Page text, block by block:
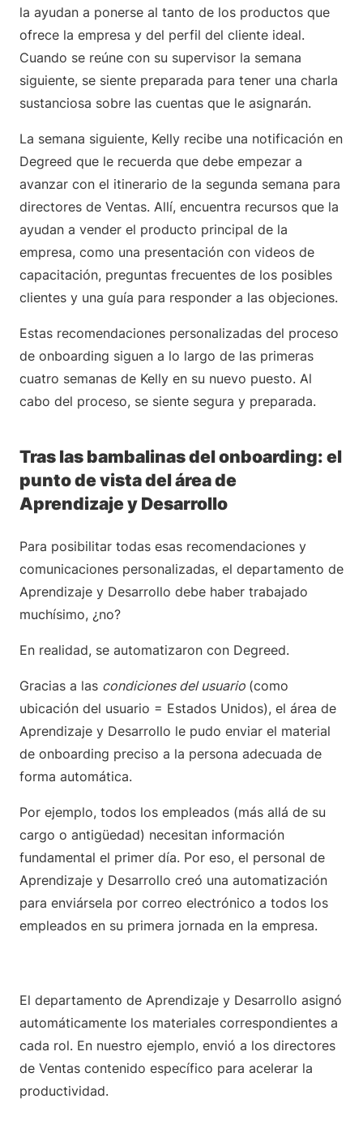
la ayudan a ponerse al tanto de los productos que
ofrece la empresa y del perfil del cliente ideal.
Cuando se reúne con su supervisor la semana
siguiente, se siente preparada para tener una charla
sustanciosa sobre las cuentas que le asignarán.
La semana siguiente, Kelly recibe una notificación en
Degreed que le recuerda que debe empezar a
avanzar con el itinerario de la segunda semana para
directores de Ventas. Allí, encuentra recursos que la
ayudan a vender el producto principal de la
empresa, como una presentación con videos de
capacitación, preguntas frecuentes de los posibles
clientes y una guía para responder a las objeciones.
Estas recomendaciones personalizadas del proceso
de onboarding siguen a lo largo de las primeras
cuatro semanas de Kelly en su nuevo puesto. Al
cabo del proceso, se siente segura y preparada.
Tras las bambalinas del onboarding: el
punto de vista del área de
Aprendizaje y Desarrollo
Para posibilitar todas esas recomendaciones y
comunicaciones personalizadas, el departamento de
Aprendizaje y Desarrollo debe haber trabajado
muchísimo, ¿no?
En realidad, se automatizaron con Degreed.
Gracias a las condiciones del usuario (como
ubicación del usuario = Estados Unidos), el área de
Aprendizaje y Desarrollo le pudo enviar el material
de onboarding preciso a la persona adecuada de
forma automática.
Por ejemplo, todos los empleados (más allá de su
cargo o antigüedad) necesitan información
fundamental el primer día. Por eso, el personal de
Aprendizaje y Desarrollo creó una automatización
para enviársela por correo electrónico a todos los
empleados en su primera jornada en la empresa.
El departamento de Aprendizaje y Desarrollo asignó
automáticamente los materiales correspondientes a
cada rol. En nuestro ejemplo, envió a los directores
de Ventas contenido específico para acelerar la
productividad.